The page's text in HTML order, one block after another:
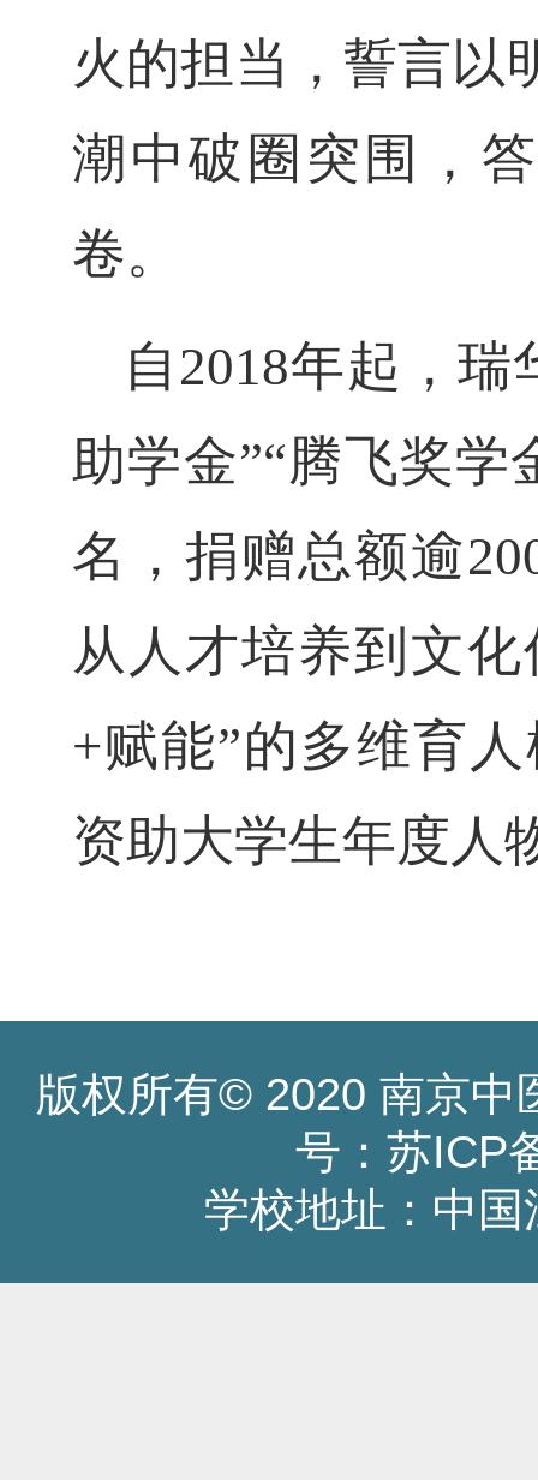
火的担当，誓言以
潮中破圈突围，
卷。
自 2018年起，瑞
助学金”“腾飞奖
名，捐赠总额逾
从人才培养到文
+赋能”的多维育
资助大学生年度人
版权所有© 2020 南京中
号：苏ICP
学校地址：中